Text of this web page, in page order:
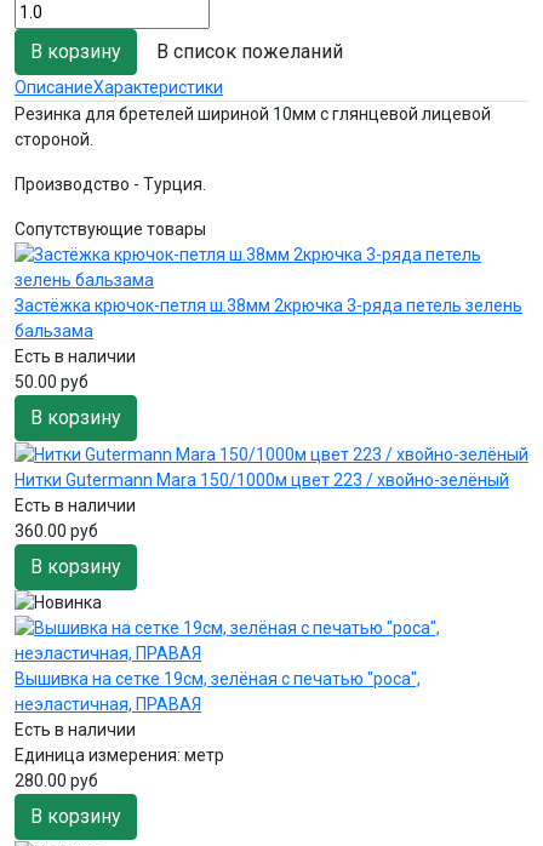
В список пожеланий
ОписаниеХарактеристики
Резинка для бретелей шириной 10мм с глянцевой лицевой
стороной.
Производство - Турция.
Сопутствующие товары
Застёжка крючок-петля ш.38мм 2крючка 3-ряда петель зелень
бальзама
Есть в наличии
50.00 руб
В корзину
Нитки Gutermann Mara 150/1000м цвет 223 / хвойно-зелёный
Есть в наличии
360.00 руб
В корзину
Вышивка на сетке 19см, зелёная с печатью "роса",
неэластичная, ПРАВАЯ
Есть в наличии
Единица измерения: метр
280.00 руб
В корзину